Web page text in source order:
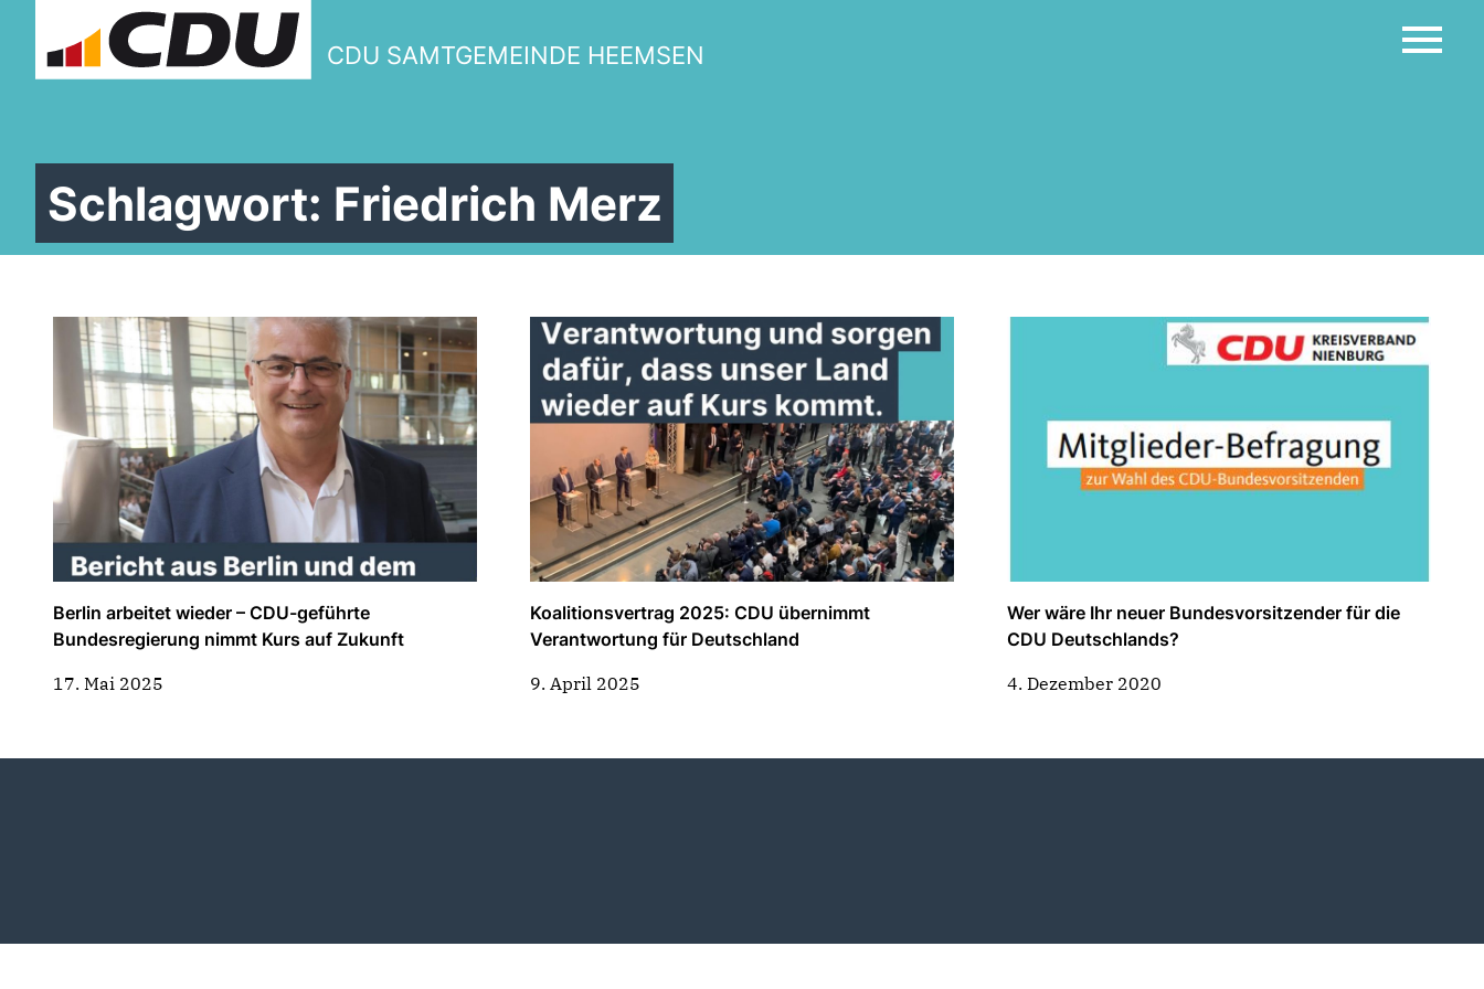
CDU SAMTGEMEINDE HEEMSEN
Schlagwort: Friedrich Merz
Berlin arbeitet wieder – CDU-geführte
Bundesregierung nimmt Kurs auf Zukunft
17. Mai 2025
Koalitionsvertrag 2025: CDU übernimmt
Verantwortung für Deutschland
9. April 2025
Wer wäre Ihr neuer Bundesvorsitzender für die
CDU Deutschlands?
4. Dezember 2020